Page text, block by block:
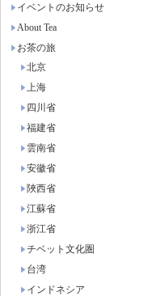
イベントのお知らせ
About Tea
お茶の旅
北京
上海
四川省
福建省
雲南省
安徽省
陜西省
江蘇省
浙江省
チベット文化圏
台湾
インドネシア